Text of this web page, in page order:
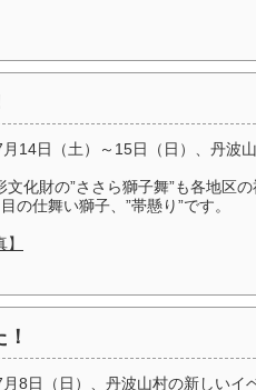
14日（土）～15日（日）、丹波
文化財の”ささら獅子舞”も各地区
の仕舞い獅子、”帯懸り”です。
8日（日）、丹波山村の新しいイ